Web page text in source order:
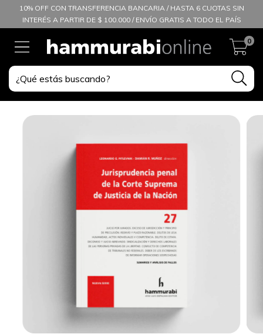
10% OFF CON TRANSFERENCIA BANCARIA / HASTA 6 CUOTAS SIN
INTERÉS A PARTIR DE $ 100.000 / ENVÍO GRATIS A TODO EL PAÍS
0